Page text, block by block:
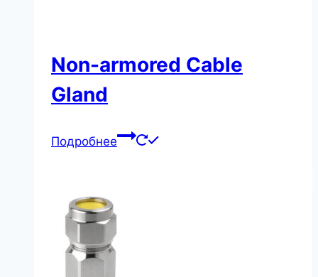
Non-armored Cable
Gland
Подробнее